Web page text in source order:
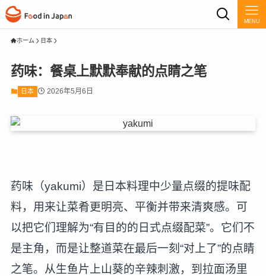
MENU
ホーム 日本
药味：餐桌上默默奉献的点睛之笔
日本 2026年5月6日
药味（yakumi）是日本料理中少量点缀的提味配
料，用来让菜肴更明亮、平衡并带来清爽感。可
以把它们理解为“有目的的日式点缀配菜”。它们不
是主角，而是让整道菜在最后一刻“对上了”的点睛
之笔。从生鱼片上山葵的辛辣刺激，到拉面汤里